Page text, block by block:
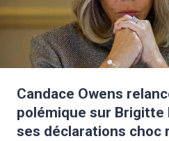
Candace Owens
polémique sur Brigitte
ses déclarations choc